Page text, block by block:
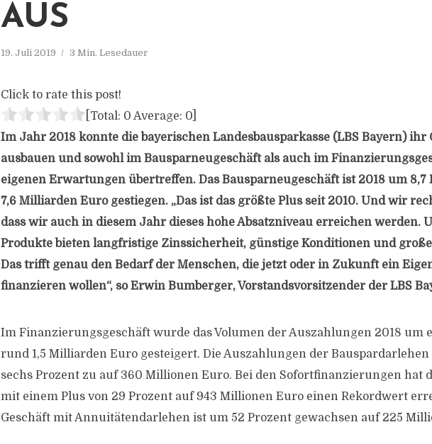
AUS
19. Juli 2019 3 Min. Lesedauer
Click to rate this post!
[Total: 0 Average: 0
Im Jahr 2018 konnte die bayerischen Landesbausparkasse (LBS Bayern) ihr
ausbauen und sowohl im Bausparneugeschäft als auch im
eigenen Erwartungen übertreffen. Das Bausparneugeschäft ist 2018 um 8,7
7,6 Milliarden Euro gestiegen. „Das ist das größte Plus seit 2010. Und wir
dass wir auch in diesem Jahr dieses hohe Absatzniveau erreichen werden.
Produkte bieten langfristige Zinssicherheit, günstige Konditionen und
Das trifft genau den Bedarf der Menschen, die jetzt oder in Zukunft ein
finanzieren wollen“, so Erwin Bumberger, Vorstandsvorsitzender der LBS
Im Finanzierungsgeschäft wurde das Volumen der Auszahlungen 2018 um
rund 1,5 Milliarden Euro gesteigert. Die Auszahlungen der
sechs Prozent zu auf 360 Millionen Euro. Bei den Sofortfinanzierungen hat
mit einem Plus von 29 Prozent auf 943 Millionen Euro einen Rekordwert
Geschäft mit Annuitätendarlehen ist um 52 Prozent gewachsen auf 225